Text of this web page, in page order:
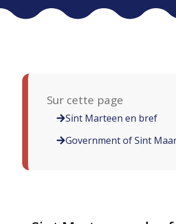
Sur cette page
Sint Marteen en bref
Government of Sint